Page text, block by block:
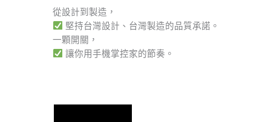
從設計到製造，
堅持台灣設計、台灣製造的品質承諾。
一顆開關，
讓你用手機掌控家的節奏。